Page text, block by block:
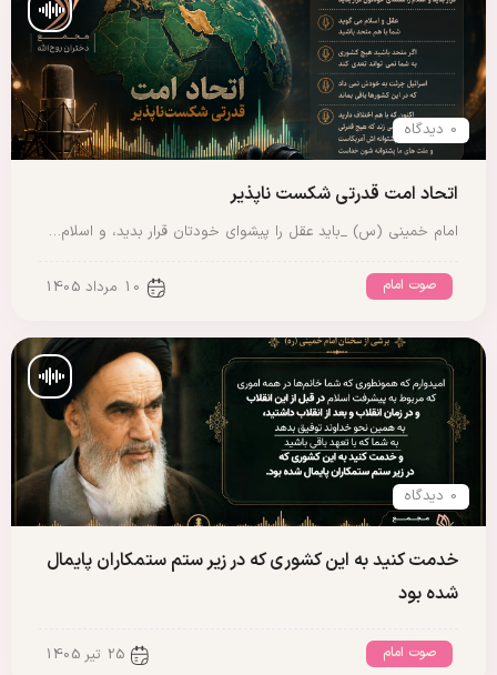
0 دیدگاه
اتحاد امت قدرتی شکست ناپذیر
امام خمینی (س) _باید عقل را پیشوای خودتان قرار بدید، و اسلام…
صوت امام 10 مرداد 1405
0 دیدگاه
خدمت کنید به این کشوری که در زیر ستم ستمکاران پایمال
شده بود
صوت امام 25 تیر 1405